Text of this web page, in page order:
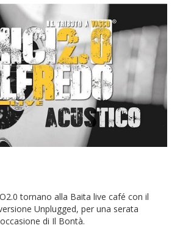
tornano alla Baita live café con il
Unplugged, per una serata
di Il Bontà.